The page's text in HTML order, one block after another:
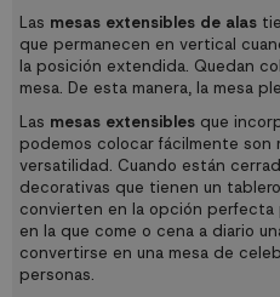
Las mesas extensibles de alas
que permanecen en vertical
la posición extendida. Quedan
mesa. De esta manera, la mesa
Las mesas extensibles que
podemos colocar fácilmente son
versatilidad. Cuando están
decorativas que tienen un
convierten en la opción perfecta
en la que come o cena a diario
convertirse en una mesa de
personas.